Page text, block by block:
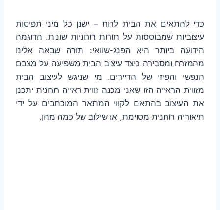
כדי להתאים את הבית לרוח – ישנן כל מיני תפיסות
עיצוביות שמבוססות על תורות רוחניות שונות. הדוגמה
הידועה ביותר היא הפנג-שוואי: תורה שבאה אלינו
מהמזרח ומסבירה כיצד עיצוב הבית משפיעה על מצבם
הנפשי והפיזי של הדיירים. מי שניגש לעיצוב הבית
מזווית הראייה הזו שאני מכנה זווית ראייה רוחנית יתכנן
את העיצוב בהתאם לקווי המתאר המוכתבים על ידי
תיאוריה רוחנית מסוימת, או שילוב של כמה מהן.